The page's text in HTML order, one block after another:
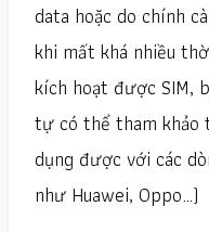
data hoặc do chính
khi mất khá nhiều
kích hoạt được SIM,
tự có thể tham khảo
dụng được với các
như Huawei, Oppo…)